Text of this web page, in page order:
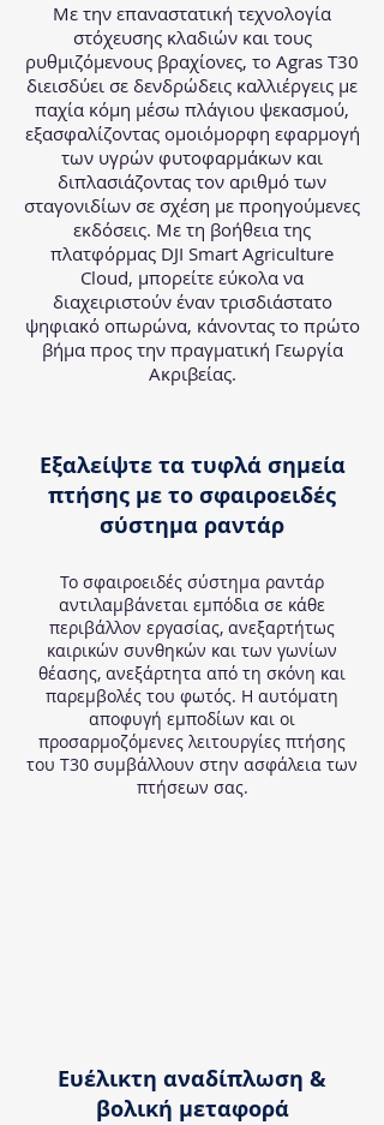
Με την επαναστατική τεχνολογία
στόχευσης κλαδιών και τους
ρυθμιζόμενους βραχίονες, το Agras T30
διεισδύει σε δενδρώδεις καλλιέργεις με
παχία κόμη μέσω πλάγιου ψεκασμού,
εξασφαλίζοντας ομοιόμορφη εφαρμογή
των υγρών φυτοφαρμάκων και
διπλασιάζοντας τον αριθμό των
σταγονιδίων σε σχέση με προηγούμενες
εκδόσεις. Με τη βοήθεια της
πλατφόρμας DJI Smart Agriculture
Cloud, μπορείτε εύκολα να
διαχειριστούν έναν τρισδιάστατο
ψηφιακό οπωρώνα, κάνοντας το πρώτο
βήμα προς την πραγματική Γεωργία
Ακριβείας.
Εξαλείψτε τα τυφλά σημεία
πτήσης με το σφαιροειδές
σύστημα ραντάρ
Το σφαιροειδές σύστημα ραντάρ
αντιλαμβάνεται εμπόδια σε κάθε
περιβάλλον εργασίας, ανεξαρτήτως
καιρικών συνθηκών και των γωνίων
θέασης, ανεξάρτητα από τη σκόνη και
παρεμβολές του φωτός. Η αυτόματη
αποφυγή εμποδίων και οι
προσαρμοζόμενες λειτουργίες πτήσης
του Τ30 συμβάλλουν στην ασφάλεια των
πτήσεων σας.
Ευέλικτη αναδίπλωση &
βολική μεταφορά